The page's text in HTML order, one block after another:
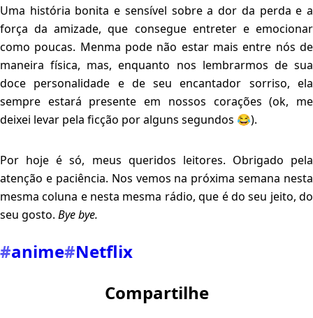
Uma história bonita e sensível sobre a dor da perda e a
força da amizade, que consegue entreter e emocionar
como poucas. Menma pode não estar mais entre nós de
maneira física, mas, enquanto nos lembrarmos de sua
doce personalidade e de seu encantador sorriso, ela
sempre estará presente em nossos corações (ok, me
deixei levar pela ficção por alguns segundos 😂).
Por hoje é só, meus queridos leitores. Obrigado pela
atenção e paciência. Nos vemos na próxima semana nesta
mesma coluna e nesta mesma rádio, que é do seu jeito, do
seu gosto. Bye bye.
#anime#Netflix
Compartilhe